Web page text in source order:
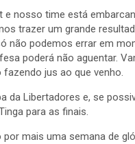
nosso time está
trazer um grande
não podemos errar em
poderá não aguentar.
jus ao que venho.
da Libertadores e, se
para as finais.
mais uma semana de